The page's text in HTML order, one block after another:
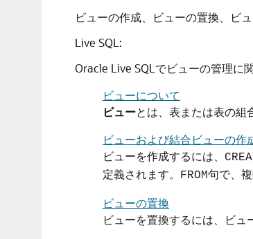
ビューの作成、ビューの置換、ビ
Live SQL:
Oracle Live SQLでビューの管理に
ビューについて
ビューとは、表または表の組
ビューおよび結合ビューの作
ビューを作成するには、
定義されます。
FROM句で、
ビューの置換
ビューを置換するには、ビュ